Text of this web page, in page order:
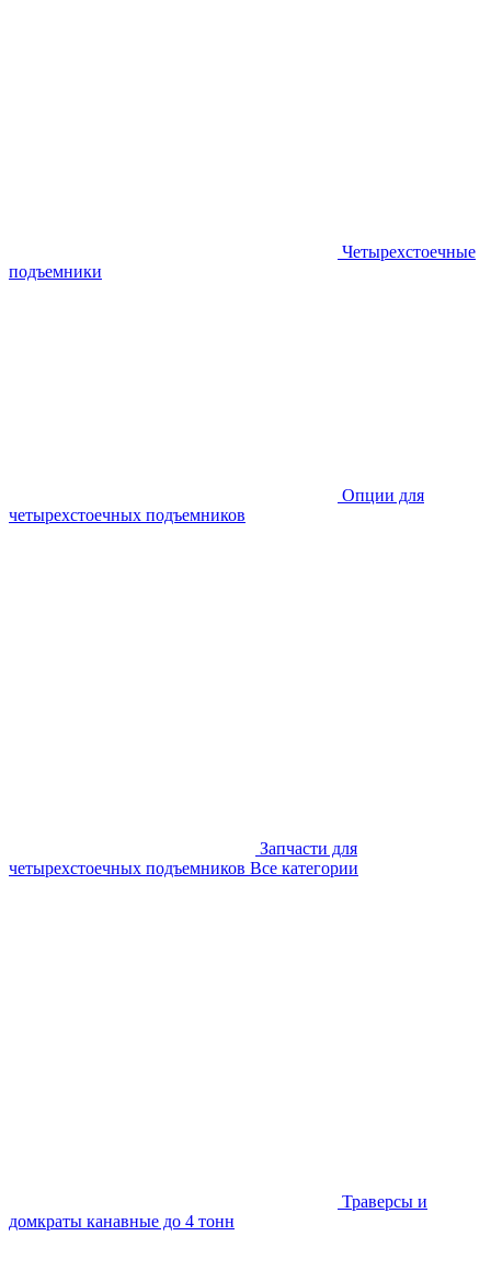
Четырехстоечные
подъемники
Опции для
четырехстоечных подъемников
Запчасти для
четырехстоечных подъемников Все категории
Траверсы и
домкраты канавные до 4 тонн